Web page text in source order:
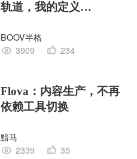
轨道，我的定义
对
BOOV半格
3909
234
Flova：内容生产，不再
依赖工具切换
黯马
2339
35